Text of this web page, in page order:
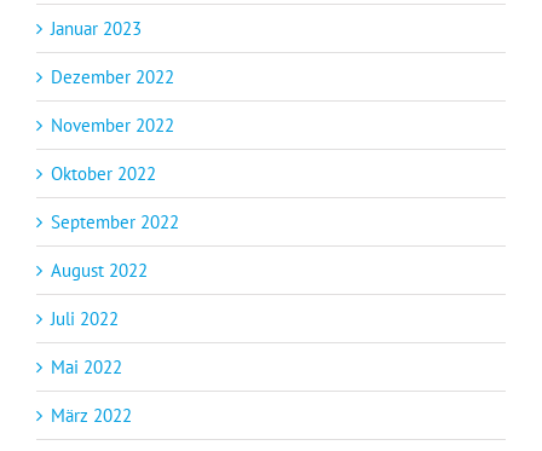
Januar 2023
Dezember 2022
November 2022
Oktober 2022
September 2022
August 2022
Juli 2022
Mai 2022
März 2022